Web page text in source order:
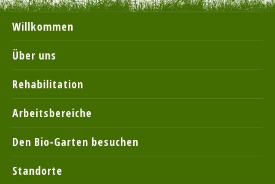
Willkommen
Über uns
Rehabilitation
Arbeitsbereiche
Den Bio-Garten besuchen
Standorte